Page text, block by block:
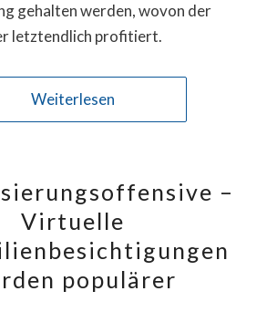
gehalten werden, wovon der
letztendlich profitiert.
Weiterlesen
–
Virtuelle
populärer